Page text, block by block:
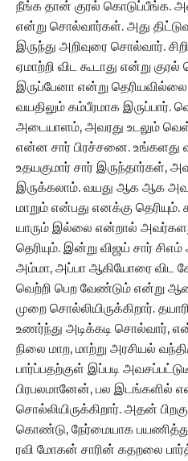
நீங்க தான் குரல் கொடுப்பீங்க.
என்று சொல்வார்கள். அது
இருந்து அறிவுரை சொல்வார்.
ஏமாற்றி விட கூடாது என்று
இருப்பேனா என்று
வயதிலும் கம்பீரமாக
அடையாளம், அவரது உடலும்
என்ன சார் பிரச்சனை. உங்களது
உதயகுமார் சார் இருந்தார்கள்,
இருக்கலாம். வயது ஆக ஆக
மாறும் என்பது எனக்கு
யாரும் இல்லை என்றால்
தெரியும். இன்று விஜய் சார் சிஎம்
அம்மா, அப்பா ஆகியோரை விட
வெற்றி பெற வேண்டும் என்று
முறை சொல்லியிருக்கிறார்.
உணர்ந்து அடிக்கடி சொல்வார்,
நிலை மாற, மாற்று அரசியல்
பார்ப்பதற்குள் இப்படி
பிரபலமானேன், பல இடங்களில்
சொல்லியிருக்கிறார். அதன்
கொண்டு, நேர்மையாக பயணித்து
ரவி மோகன் சாரின் கதறலை